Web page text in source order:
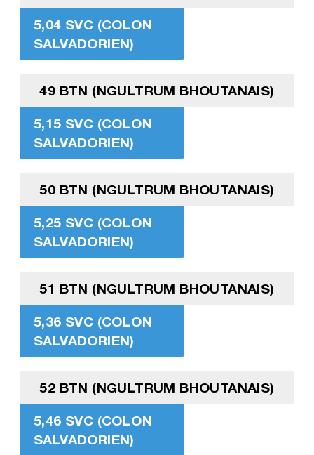
5,04 SVC (COLON
SALVADORIEN)
49 BTN (NGULTRUM BHOUTANAIS)
5,15 SVC (COLON
SALVADORIEN)
50 BTN (NGULTRUM BHOUTANAIS)
5,25 SVC (COLON
SALVADORIEN)
51 BTN (NGULTRUM BHOUTANAIS)
5,36 SVC (COLON
SALVADORIEN)
52 BTN (NGULTRUM BHOUTANAIS)
5,46 SVC (COLON
SALVADORIEN)